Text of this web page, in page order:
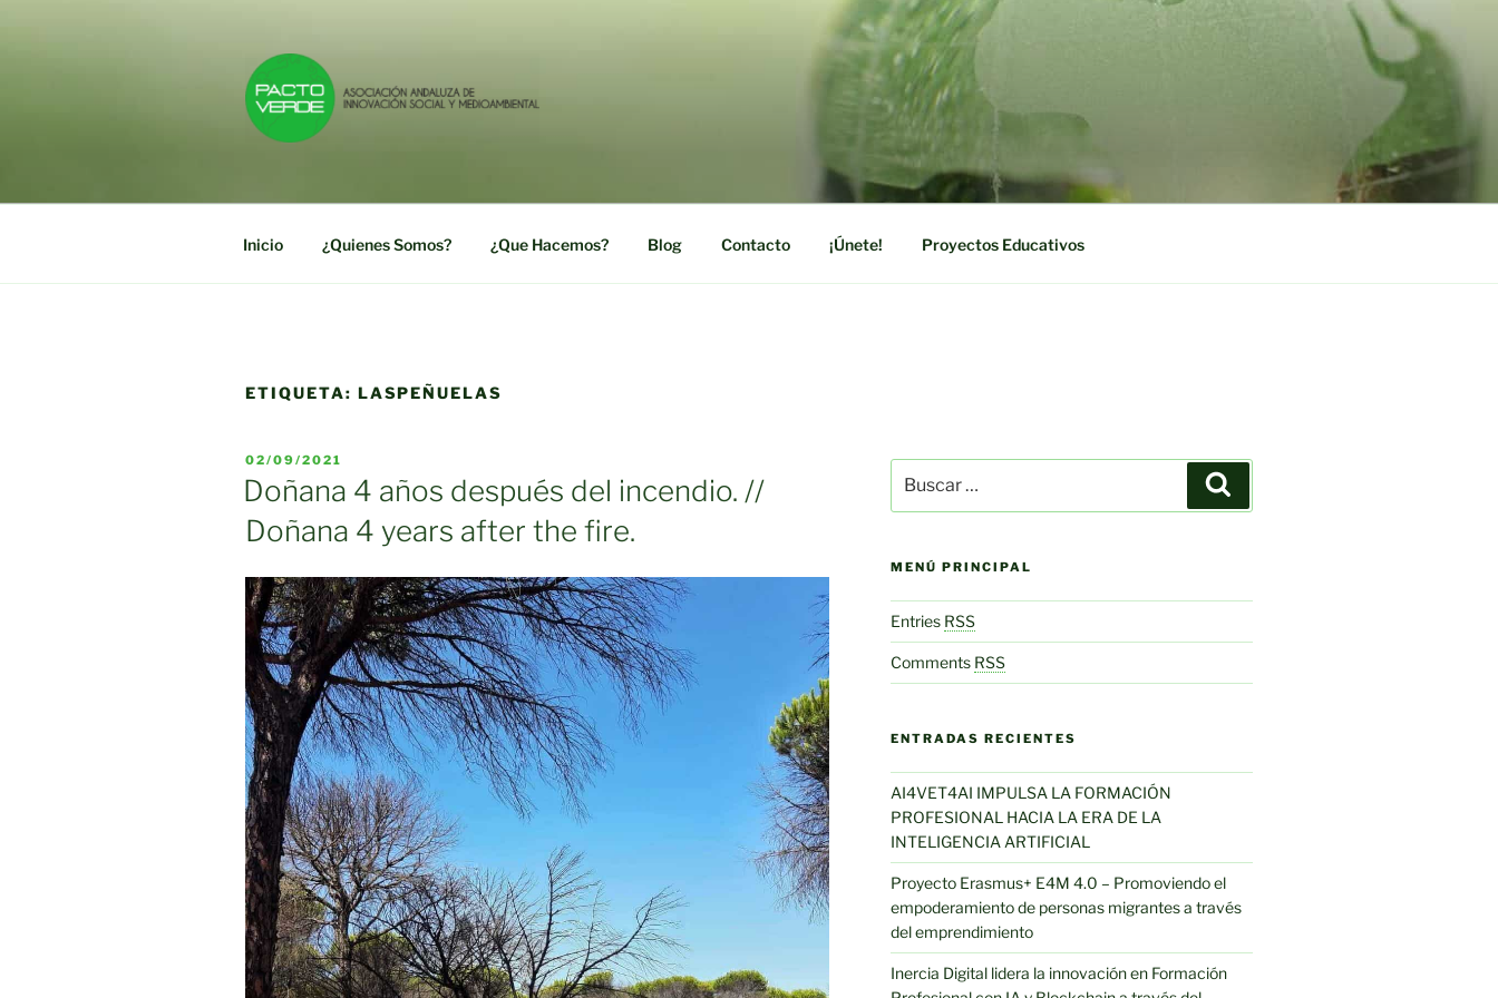
Inicio ¿Quienes Somos? ¿Que Hacemos? Blog Contacto ¡Únete! Proyectos Educativos
ETIQUETA: LASPEÑUELAS
PUBLICADO
EL
02/09/2021
Doñana 4 años después del incendio. //
Doñana 4 years after the fire.
por:
MENÚ PRINCIPAL
Entries RSS
Comments RSS
ENTRADAS RECIENTES
AI4VET4AI IMPULSA LA FORMACIÓN
PROFESIONAL HACIA LA ERA DE LA
INTELIGENCIA ARTIFICIAL
Proyecto Erasmus+ E4M 4.0 – Promoviendo el
empoderamiento de personas migrantes a través
del emprendimiento
Inercia Digital lidera la innovación en Formación